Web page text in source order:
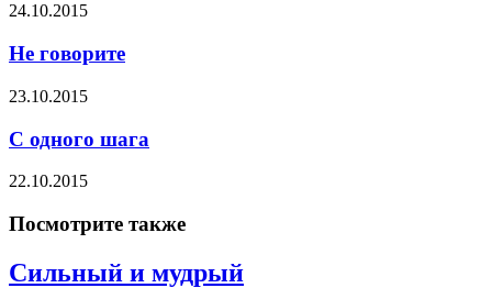
24.10.2015
Не говорите
23.10.2015
С одного шага
22.10.2015
Посмотрите также
Сильный и мудрый